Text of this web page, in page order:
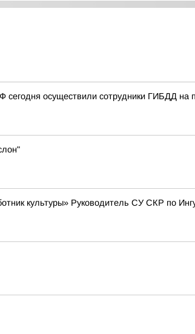
сегодня осуществили сотрудники ГИБДД на
культуры» Руководитель СУ СКР по